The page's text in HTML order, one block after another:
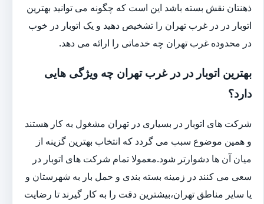
ذهنتان نقش بسته باشد این است که چگونه می توانید بهترین
اتوبار در در غرب تهران را تشخیص دهید و یک اتوبار در خوب
در محدوده غرب تهران چه خدماتی را ارائه می دهد.
بهترین اتوبار در در غرب تهران چه ویژگی هایی
دارد؟
شرکت های اتوبار در بسیاری در تهران مشغول به کار هستند
و همین موضوع سبب می گردد که انتخاب بهترین گزینه از
میان آن ها دشوارتر شود.معمولا تمام شرکت های اتوبار در
سعی می کنند در زمینه بسته بندی و حمل بار به شهرستان و
یا سایر مناطق تهران،بیشترین دقت را به کار گیرند تا رضایت